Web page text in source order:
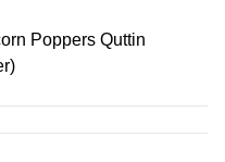
Poppers Quttin